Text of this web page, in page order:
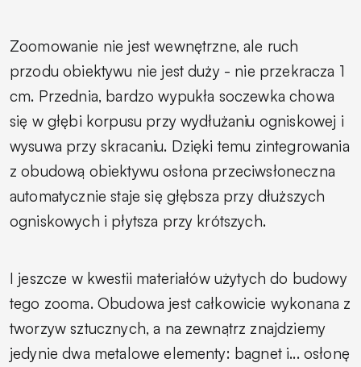
Zoomowanie nie jest wewnętrzne, ale ruch
przodu obiektywu nie jest duży - nie przekracza 1
cm. Przednia, bardzo wypukła soczewka chowa
się w głębi korpusu przy wydłużaniu ogniskowej i
wysuwa przy skracaniu. Dzięki temu zintegrowania
z obudową obiektywu osłona przeciwsłoneczna
automatycznie staje się głębsza przy dłuższych
ogniskowych i płytsza przy krótszych.
I jeszcze w kwestii materiałów użytych do budowy
tego zooma. Obudowa jest całkowicie wykonana z
tworzyw sztucznych, a na zewnątrz znajdziemy
jedynie dwa metalowe elementy: bagnet i... osłonę